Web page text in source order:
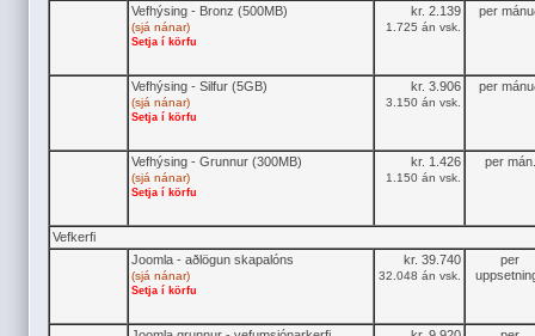
Vefhýsing - Bronz (500MB)
(sjá nánar)
Setja í körfu
kr. 2.139
1.725 án vsk.
per
Vefhýsing - Silfur (5GB)
(sjá nánar)
Setja í körfu
kr. 3.906
3.150 án vsk.
per
Vefhýsing - Grunnur (300MB)
(sjá nánar)
Setja í körfu
kr. 1.426
1.150 án vsk.
per mán.
Vefkerfi
Joomla - aðlögun skapalóns
(sjá nánar)
Setja í körfu
kr. 39.740
32.048 án vsk.
per